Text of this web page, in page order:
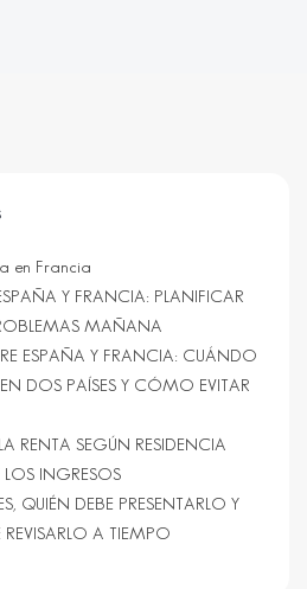
en Francia
Y FRANCIA: PLANIFICAR
MAÑANA
ESPAÑA Y FRANCIA: CUÁNDO
DOS PAÍSES Y CÓMO EVITAR
RENTA SEGÚN RESIDENCIA
LOS INGRESOS
QUIÉN DEBE PRESENTARLO Y
A TIEMPO